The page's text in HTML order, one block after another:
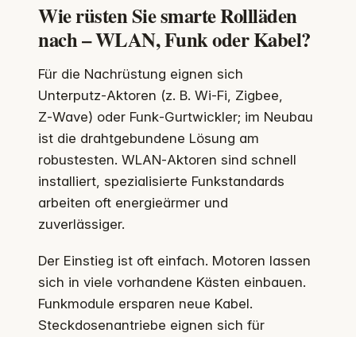
Wie rüsten Sie smarte Rollläden
nach – WLAN, Funk oder Kabel?
Für die Nachrüstung eignen sich
Unterputz‑Aktoren (z. B. Wi‑Fi, Zigbee,
Z‑Wave) oder Funk‑Gurtwickler; im Neubau
ist die drahtgebundene Lösung am
robustesten. WLAN‑Aktoren sind schnell
installiert, spezialisierte Funkstandards
arbeiten oft energieärmer und
zuverlässiger.
Der Einstieg ist oft einfach. Motoren lassen
sich in viele vorhandene Kästen einbauen.
Funkmodule ersparen neue Kabel.
Steckdosenantriebe eignen sich für